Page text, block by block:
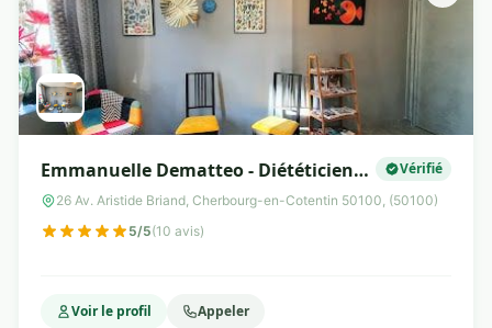
Emmanuelle Dematteo - Diététicienne
& Nutritionniste - Cabinet CONTRE-
POIDS
Vérifié
26 Av. Aristide Briand, Cherbourg-en-Cotentin 50100, (50100)
5/5(10 avis)
Voir le profil Appeler